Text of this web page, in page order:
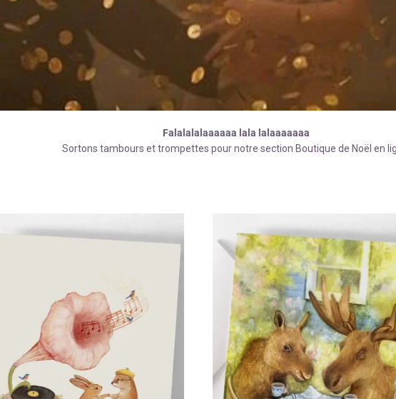
Falalalalaaaaaa lala lalaaaaaaa
Sortons tambours et trompettes pour notre section Boutique de Noël en